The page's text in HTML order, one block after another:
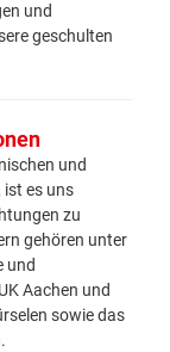
und
geschulten
und
es uns
zu
gehören unter
und
Aachen und
sowie das